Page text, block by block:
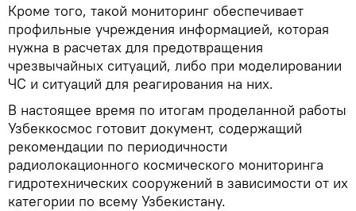
Кроме того, такой мониторинг обеспечивает
профильные учреждения информацией, которая
нужна в расчетах для предотвращения
чрезвычайных ситуаций, либо при моделировании
ЧС и ситуаций для реагирования на них.
В настоящее время по итогам проделанной работы
Узбеккосмос готовит документ, содержащий
рекомендации по периодичности
радиолокационного космического мониторинга
гидротехнических сооружений в зависимости от их
категории по всему Узбекистану.